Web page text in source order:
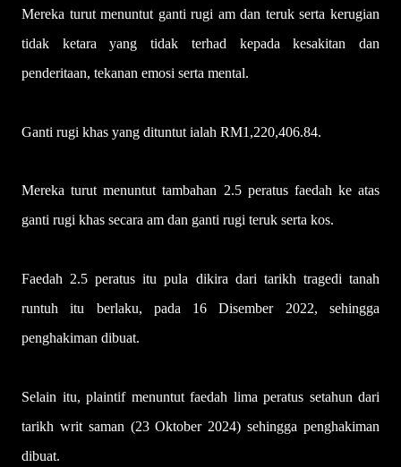
Mereka turut menuntut ganti rugi am dan teruk serta kerugian
tidak ketara yang tidak terhad kepada kesakitan dan
penderitaan, tekanan emosi serta mental.
Ganti rugi khas yang dituntut ialah RM1,220,406.84.
Mereka turut menuntut tambahan 2.5 peratus faedah ke atas
ganti rugi khas secara am dan ganti rugi teruk serta kos.
Faedah 2.5 peratus itu pula dikira dari tarikh tragedi tanah
runtuh itu berlaku, pada 16 Disember 2022, sehingga
penghakiman dibuat.
Selain itu, plaintif menuntut faedah lima peratus setahun dari
tarikh writ saman (23 Oktober 2024) sehingga penghakiman
dibuat.